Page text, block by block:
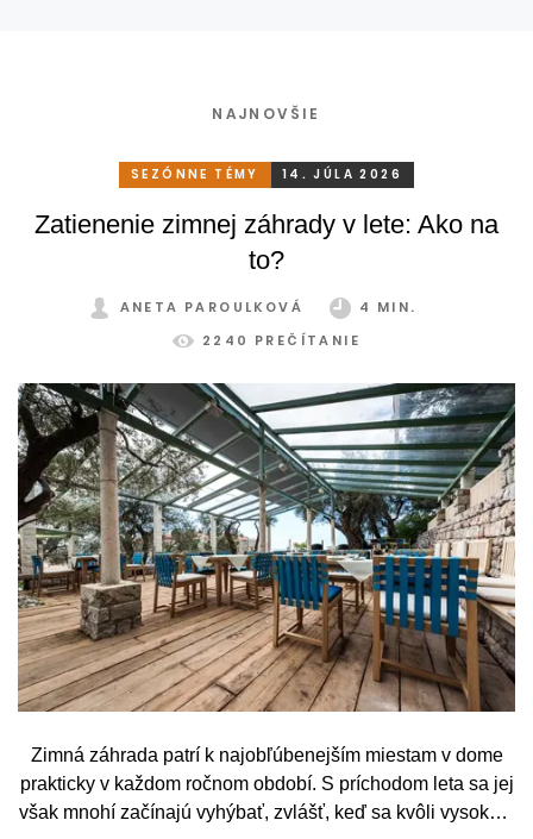
NAJNOVŠIE
SEZÓNNE TÉMY 14. JÚLA 2026
Zatienenie zimnej záhrady v lete: Ako na
to?
ANETA PAROULKOVÁ
4 MIN.
2240 PREČÍTANIE
Zimná záhrada patrí k najobľúbenejším miestam v dome
prakticky v každom ročnom období. S príchodom leta sa jej
však mnohí začínajú vyhýbať, zvlášť, keď sa kvôli vysokým